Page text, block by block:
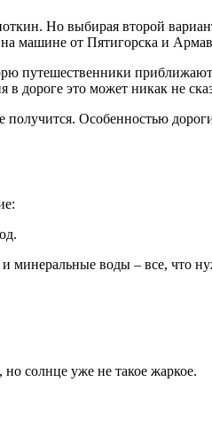
Но выбирая второй
машине от Пятигорска и
путешественники
дороге это может никак не
Особенностью
минеральные воды – все, что
солнце уже не такое жаркое.